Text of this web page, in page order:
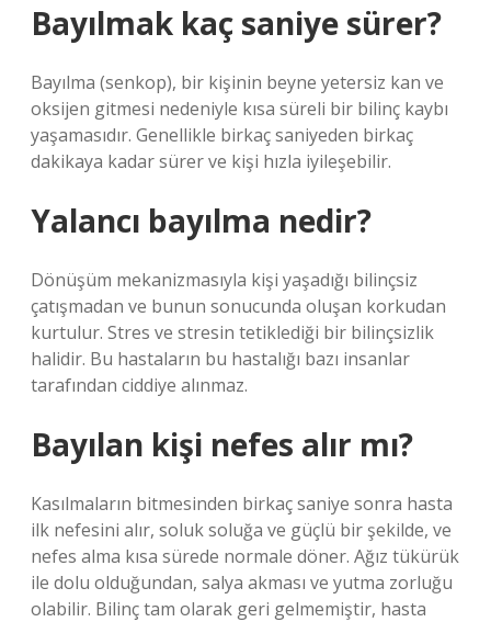
Bayılmak kaç saniye sürer?
Bayılma (senkop), bir kişinin beyne yetersiz kan ve
oksijen gitmesi nedeniyle kısa süreli bir bilinç kaybı
yaşamasıdır. Genellikle birkaç saniyeden birkaç
dakikaya kadar sürer ve kişi hızla iyileşebilir.
Yalancı bayılma nedir?
Dönüşüm mekanizmasıyla kişi yaşadığı bilinçsiz
çatışmadan ve bunun sonucunda oluşan korkudan
kurtulur. Stres ve stresin tetiklediği bir bilinçsizlik
halidir. Bu hastaların bu hastalığı bazı insanlar
tarafından ciddiye alınmaz.
Bayılan kişi nefes alır mı?
Kasılmaların bitmesinden birkaç saniye sonra hasta
ilk nefesini alır, soluk soluğa ve güçlü bir şekilde, ve
nefes alma kısa sürede normale döner. Ağız tükürük
ile dolu olduğundan, salya akması ve yutma zorluğu
olabilir. Bilinç tam olarak geri gelmemiştir, hasta